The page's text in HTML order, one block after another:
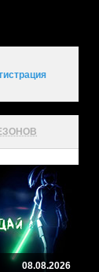
08.08.2026